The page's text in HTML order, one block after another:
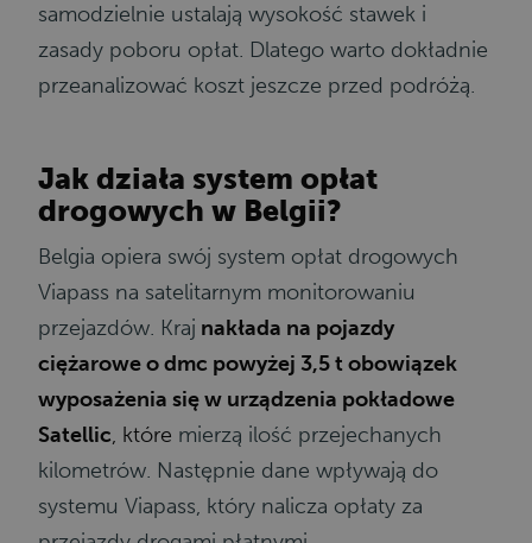
samodzielnie ustalają wysokość stawek i
zasady poboru opłat. Dlatego warto dokładnie
przeanalizować koszt jeszcze przed podróżą.
Jak działa system opłat
drogowych w Belgii?
Belgia opiera swój system opłat drogowych
Viapass na satelitarnym monitorowaniu
przejazdów. Kraj nakłada na pojazdy
ciężarowe o dmc powyżej 3,5 t obowiązek
wyposażenia się w urządzenia pokładowe
Satellic, które mierzą ilość przejechanych
kilometrów. Następnie dane wpływają do
systemu Viapass, który nalicza opłaty za